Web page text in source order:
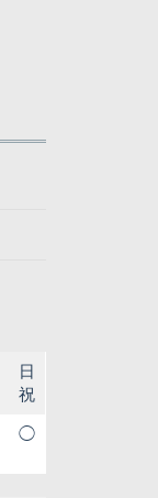
日
祝
◯